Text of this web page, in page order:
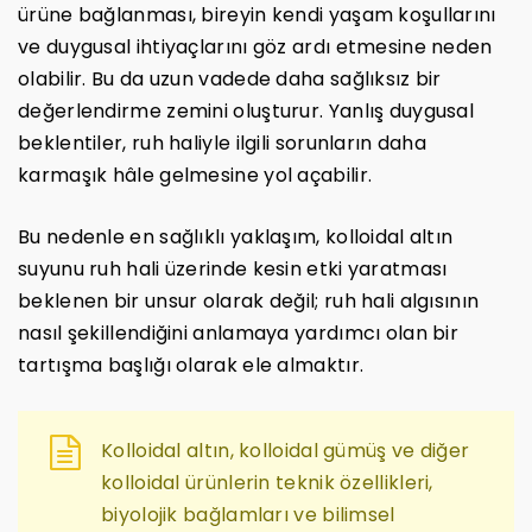
ürüne bağlanması, bireyin kendi yaşam koşullarını
ve duygusal ihtiyaçlarını göz ardı etmesine neden
olabilir. Bu da uzun vadede daha sağlıksız bir
değerlendirme zemini oluşturur. Yanlış duygusal
beklentiler, ruh haliyle ilgili sorunların daha
karmaşık hâle gelmesine yol açabilir.
Bu nedenle en sağlıklı yaklaşım, kolloidal altın
suyunu ruh hali üzerinde kesin etki yaratması
beklenen bir unsur olarak değil; ruh hali algısının
nasıl şekillendiğini anlamaya yardımcı olan bir
tartışma başlığı olarak ele almaktır.
Kolloidal altın, kolloidal gümüş ve diğer
kolloidal ürünlerin teknik özellikleri,
biyolojik bağlamları ve bilimsel